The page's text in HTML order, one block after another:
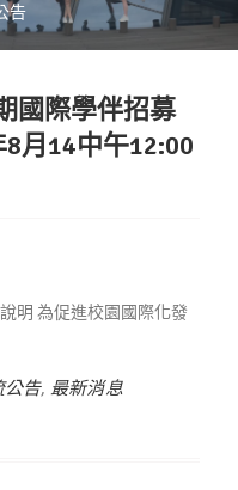
告
國際學伴招募
月14中午12:00
明 為促進校園國際化發
公告, 最新消息